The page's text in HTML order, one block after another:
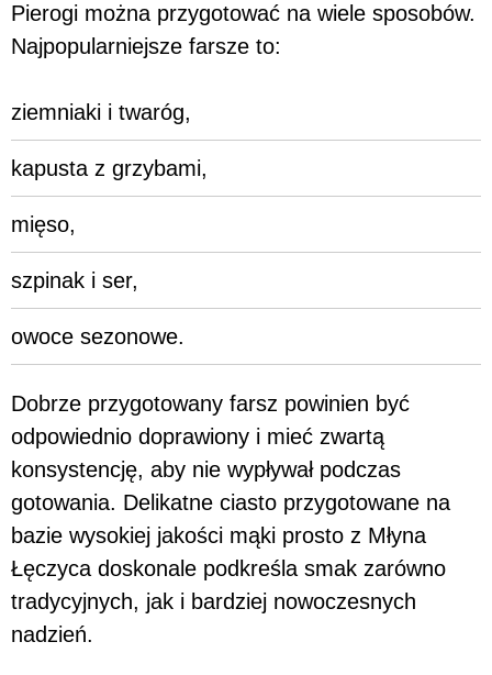
Pierogi można przygotować na wiele sposobów.
Najpopularniejsze farsze to:
ziemniaki i twaróg,
kapusta z grzybami,
mięso,
szpinak i ser,
owoce sezonowe.
Dobrze przygotowany farsz powinien być
odpowiednio doprawiony i mieć zwartą
konsystencję, aby nie wypływał podczas
gotowania. Delikatne ciasto przygotowane na
bazie wysokiej jakości mąki prosto z Młyna
Łęczyca doskonale podkreśla smak zarówno
tradycyjnych, jak i bardziej nowoczesnych
nadzień.